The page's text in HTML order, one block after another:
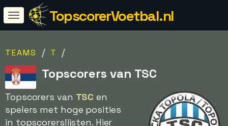
TopscorerVoetbal.nl
TEAMS / T /
Topscorers van TSC
Topscorers van TSC en
spelers met hoge posities
in topscorerslijsten. Hier